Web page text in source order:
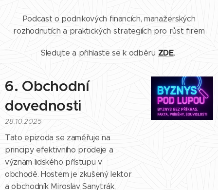
Podcast o podnikových financích, manažerských
rozhodnutích a praktických strategiích pro růst firem
Sledujte a přihlaste se k odběru ZDE.
6. Obchodní
dovednosti
28.10.2025
Tato epizoda se zaměřuje na
principy efektivního prodeje a
význam lidského přístupu v
obchodě. Hostem je zkušený lektor
a obchodník Miroslav Sanytrák,